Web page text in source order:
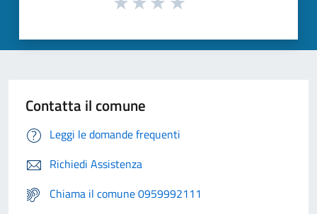
Contatta il comune
Leggi le domande frequenti
Richiedi Assistenza
Chiama il comune 0959992111